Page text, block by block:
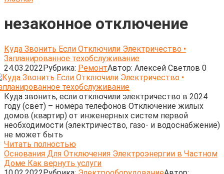
незаконное отключение
Куда Звонить Если Отключили Электричество •
Запланированное техобслуживание
24.03.2022Рубрика: РемонтАвтор: Алексей Светлов 0
Куда звонить, если отключили электричество в 2024
году (свет) – номера телефонов Отключение жилых
домов (квартир) от инженерных систем первой
необходимости (электричество, газо- и водоснабжение)
не может быть
Читать полностью
Основания Для Отключения Электроэнергии в Частном
Доме Как вернуть услуги